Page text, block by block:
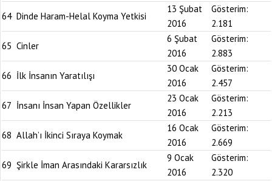
64 Dinde Haram-Helal Koyma Yetkisi
13 Şubat
2016
Gösterim:
2.181
65 Cinler
6 Şubat
2016
Gösterim:
2.883
66 İlk İnsanın Yaratılışı
30 Ocak
2016
Gösterim:
2.457
67 İnsanı İnsan Yapan Özellikler
23 Ocak
2016
Gösterim:
2.213
68 Allah’ı İkinci Sıraya Koymak
16 Ocak
2016
Gösterim:
2.669
69 Şirkle İman Arasındaki Kararsızlık
9 Ocak
2016
Gösterim:
2.320